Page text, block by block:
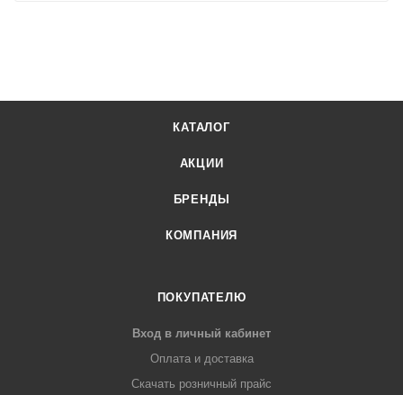
КАТАЛОГ
АКЦИИ
БРЕНДЫ
КОМПАНИЯ
ПОКУПАТЕЛЮ
Вход в личный кабинет
Оплата и доставка
Скачать розничный прайс